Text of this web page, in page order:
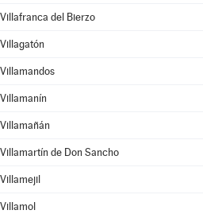
Villafranca del Bierzo
Villagatón
Villamandos
Villamanín
Villamañán
Villamartín de Don Sancho
Villamejil
Villamol